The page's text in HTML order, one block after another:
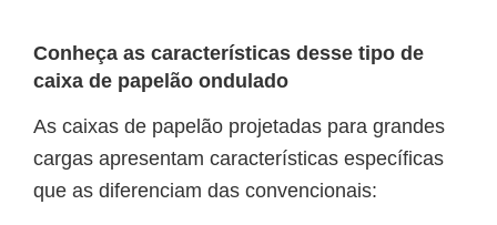
Conheça as características desse tipo de
caixa de papelão ondulado
As caixas de papelão projetadas para grandes
cargas apresentam características específicas
que as diferenciam das convencionais: